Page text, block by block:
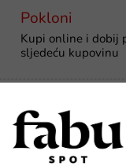
Pokloni
Kupi online i dobij
sljedeću kupovinu
-10%